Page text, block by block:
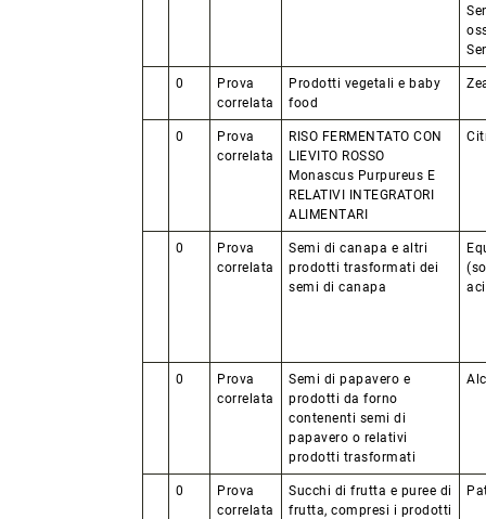
0
Prova
correlata
Prodotti vegetali e baby
food
0
Prova
correlata
RISO FERMENTATO CON
LIEVITO ROSSO
Monascus Purpureus E
RELATIVI INTEGRATORI
ALIMENTARI
0
Prova
correlata
Semi di canapa e altri
prodotti trasformati dei
semi di canapa
0
Prova
correlata
Semi di papavero e
prodotti da forno
contenenti semi di
papavero o relativi
prodotti trasformati
0
Prova
correlata
Succhi di frutta e puree di
frutta, compresi i prodotti